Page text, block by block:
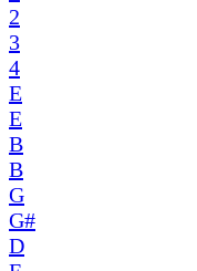
2
3
4
E
E
B
B
G
G#
D